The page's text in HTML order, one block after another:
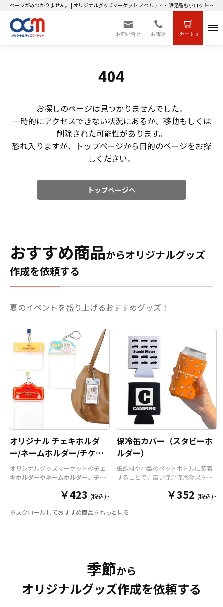
ページがみつかりません。 | オリジナルグッズマーケット ノベルティ・販促品も小ロット～大
お問い合せ お電話 カート 0
404
お探しのページは見つかりませんでした。
一時的にアクセスできない状況にあるか、移動もしくは
削除された可能性があります。
恐れ入りますが、トップページから目的のページをお探
しください。
トップページへ
おすすめ商品からオリジナルグッズ
作成を依頼する
夏のイベントを盛り上げるおすすめグッズ！
オリジナル チェキホルダ
ー/ネームホルダー/チケッ
トホルダー
オリジナルグッズマーケットのチェ
キホルダーやネームホルダー、チケ
ダーパーツを組み合わせた今まであ
です。透明度が高く美しいアクリル
分はダイカットでデザインにあわせ
た自由な形状で制作することができ
ます。また長さ調整と安全機能が付
いたネックストラップが標準で付属
￥423 (税込)~
保冷缶カバー（スタビーホ
ルダー）
缶飲料や小型のペットボトルに装着
することで、高い保温保冷効果を発
ダー）をOEM製作できます。使わな
携帯性に優れています。オールシー
の自社工場にて印刷いたしますの
で、短納期・小ロットでの対応が可
能です。グッズ制作の専門スタッフ
がしっかりサポートいたしますの
￥352 (税込)~
※スクロールしておすすめ商品をもっと見る
季節から
オリジナルグッズ作成を依頼する